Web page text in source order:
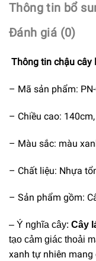
Thông tin bổ
Đánh giá (0)
Thông tin chậu cây
– Mã sản phẩm:
– Chiều cao:
– Màu sắc: màu
– Chất liệu: Nhựa
– Sản phẩm gồm:
– Ý nghĩa cây: Cây
tạo cảm giác thoải
xanh tự nhiên mang